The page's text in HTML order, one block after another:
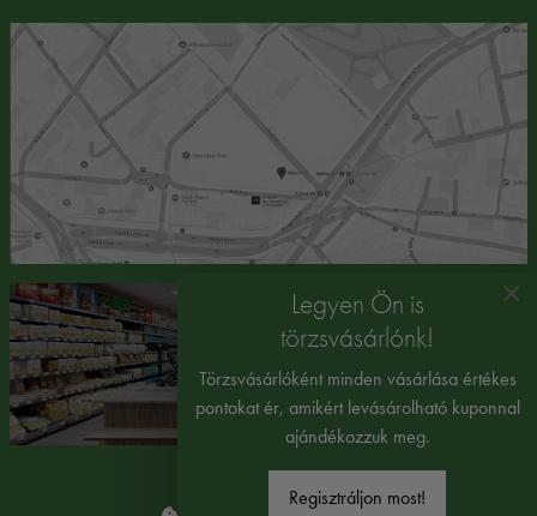
×
Legyen Ön is
törzsvásárlónk!
Törzsvásárlóként minden vásárlása értékes
pontokat ér, amikért levásárolható kuponnal
ajándékozzuk meg.
Regisztráljon most!